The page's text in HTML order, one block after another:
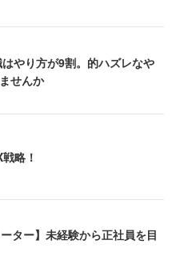
やり方が9割。的ハズレなや
せんか
略！
ター】未経験から正社員を目